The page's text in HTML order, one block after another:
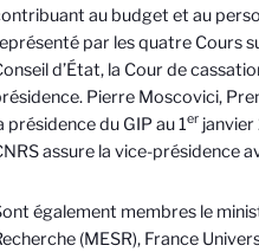
au budget et au
par les quatre Cours
d’État, la Cour de
Pierre Moscovici,
présidence du GIP au 1erjanvier
assure la vice-présidence
également membres le
(MESR), France